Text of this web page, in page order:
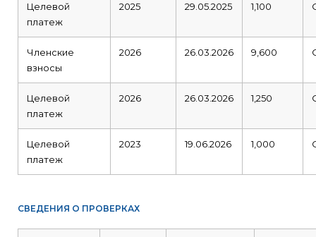
Целевой
платеж
2025 29.05.2025 1,100
Членские
взносы
2026 26.03.2026 9,600
Целевой
платеж
2026 26.03.2026 1,250
Целевой
платеж
2023 19.06.2026 1,000
СВЕДЕНИЯ О ПРОВЕРКАХ